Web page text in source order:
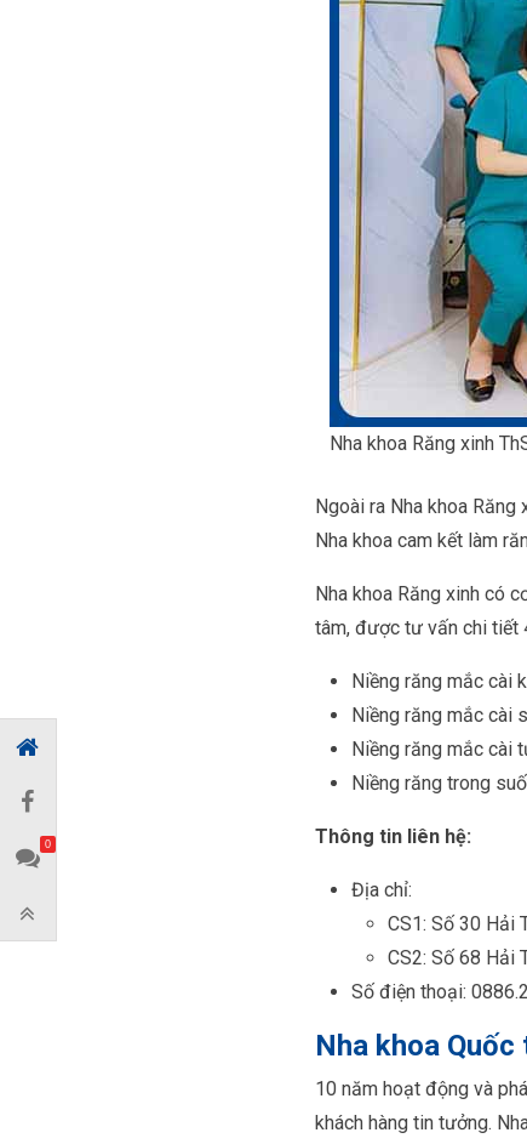
Nha khoa Răng xinh
Ngoài ra Nha khoa
Nha khoa cam kết làm
Nha khoa Răng xinh có
tâm, được tư vấn chi tiết
Niềng răng mắc cài
Niềng răng mắc cài
Niềng răng mắc cài
Niềng răng trong
Thông tin liên hệ:
Địa chỉ:
CS1: Số 30 Hải
CS2: Số 68 Hải
Số điện thoại:
Nha khoa Quốc
10 năm hoạt động và
khách hàng tin tưởng.
0